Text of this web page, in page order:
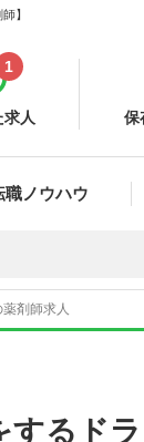
】
人
1
保
職ノウハウ
剤師求人
するド